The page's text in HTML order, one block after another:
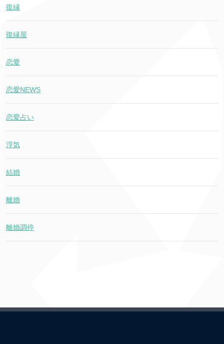
復縁
復縁屋
恋愛
恋愛NEWS
恋愛占い
浮気
結婚
離婚
離婚調停